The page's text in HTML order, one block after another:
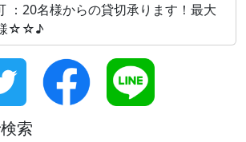
：20名様からの貸切承ります！最大
☆☆♪
索